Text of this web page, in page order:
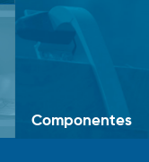
Componentes